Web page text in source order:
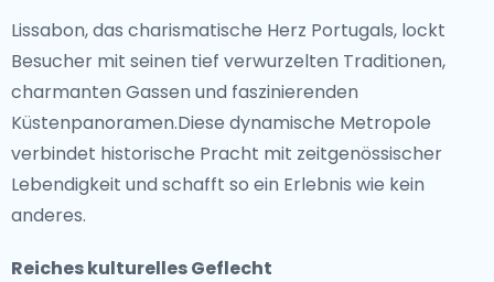
Lissabon, das charismatische Herz Portugals, lockt
Besucher mit seinen tief verwurzelten Traditionen,
charmanten Gassen und faszinierenden
Küstenpanoramen.Diese dynamische Metropole
verbindet historische Pracht mit zeitgenössischer
Lebendigkeit und schafft so ein Erlebnis wie kein
anderes.
Reiches kulturelles Geflecht